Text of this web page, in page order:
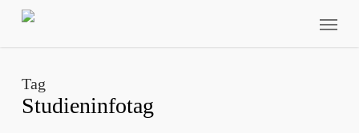
Skip
Tag
Studieninfotag